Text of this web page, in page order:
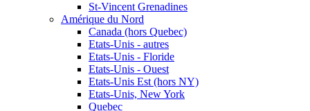
St-Vincent Grenadines
Amérique du Nord
Canada (hors Quebec)
Etats-Unis - autres
Etats-Unis - Floride
Etats-Unis - Ouest
Etats-Unis Est (hors NY)
Etats-Unis, New York
Quebec